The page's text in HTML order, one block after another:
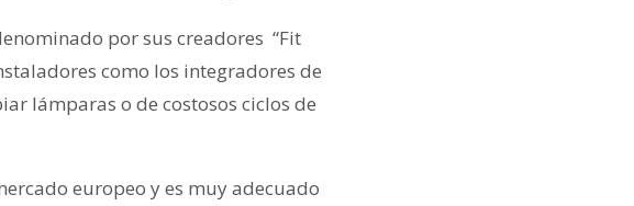
por sus creadores “Fit
como los integradores de
lámparas o de costosos ciclos de
europeo y es muy adecuado